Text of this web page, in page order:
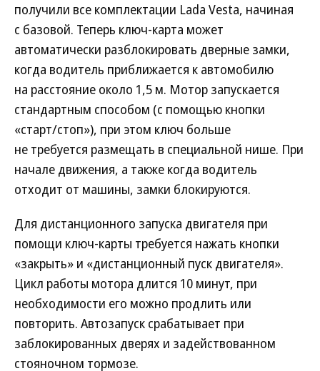
получили все комплектации Lada Vesta, начиная
с базовой. Теперь ключ-карта может
автоматически разблокировать дверные замки,
когда водитель приближается к автомобилю
на расстояние около 1,5 м. Мотор запускается
стандартным способом (с помощью кнопки
«старт/стоп»), при этом ключ больше
не требуется размещать в специальной нише. При
начале движения, а также когда водитель
отходит от машины, замки блокируются.
Для дистанционного запуска двигателя при
помощи ключ-карты требуется нажать кнопки
«закрыть» и «дистанционный пуск двигателя».
Цикл работы мотора длится 10 минут, при
необходимости его можно продлить или
повторить. Автозапуск срабатывает при
заблокированных дверях и задействованном
стояночном тормозе.